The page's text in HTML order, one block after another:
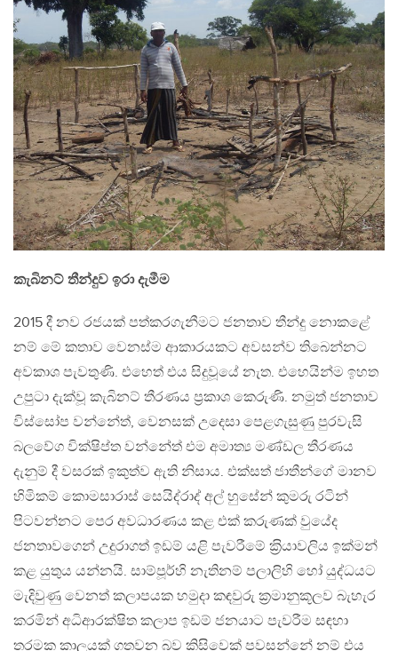
කැබිනට් තීන්දුව ඉරා දැමීම
2015 දී නව රජයක් පත්කරගැනීමට ජනතාව තීන්දු නොකළේ
නම් මේ කතාව වෙනස්ම ආකාරයකට අවසන්ව තිබෙන්නට
අවකාශ පැවතුණි. එහෙත් එය සිදුවූයේ නැත. එහෙයින්ම ඉහත
උපුටා දැක්වූ කැබිනට් තීරණය ප‍්‍රකාශ කෙරුණි. නමුත් ජනතාව
විස්සෝප වන්නේත්, වෙනසක් උදෙසා පෙළගැසුණු පුරවැසි
බලවේග වික්ෂිප්ත වන්නේත් එම අමාත්‍ය මණ්ඩල තීරණය
දැනුම් දී වසරක් ඉකුත්ව ඇති නිසාය. එක්සත් ජාතීන්ගේ මානව
හිමිකම් කොමසාරාස් සෙයිද්රාද් අල් හුසේන් කුමරු රටින්
පිටවන්නට පෙර අවධාරණය කළ එක් කරුණක් වුයේද
ජනතාවගෙන් උදුරාගත් ඉඩම් යළි පැවරීමේ ක‍්‍රියාවලිය ඉක්මන්
කළ යුතුය යන්නයි. සාම්පූර්හි නැතිනම් පලාලිහි හෝ යුද්ධයට
මැදිවුණු වෙනත් කලාපයක හමුදා කඳවුරු ක‍්‍රමානුකූලව බැහැර
කරමින් අධිආරක්ෂිත කලාප ඉඩම් ජනයාට පැවරීම සඳහා
තරමක කාලයක් ගතවන බව කිසිවෙක් පවසන්නේ නම් එය